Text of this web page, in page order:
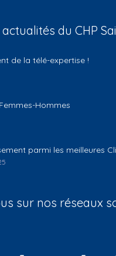
du CHP
de la télé-expertise !
Hommes
parmi les meilleures
sur nos réseaux